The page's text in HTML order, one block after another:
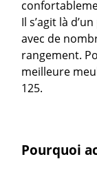
Il s’agit là
avec de
rangement.
meilleure
125.
Pourquoi